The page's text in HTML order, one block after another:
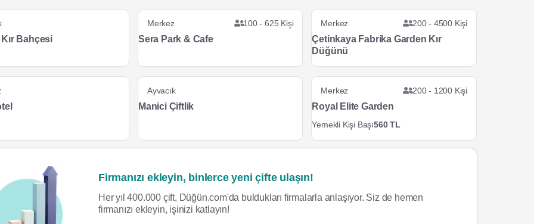
Bahçesi
Merkez 100 - 625 Kişi
Sera Park & Cafe
Merkez 200 - 4500 Kişi
Çetinkaya Fabrika Garden Kır
Düğünü
Ayvacık
Manici Çiftlik
Merkez 200 - 1200 Kişi
Royal Elite Garden
Yemekli Kişi Başı560 TL
Firmanızı ekleyin, binlerce yeni çifte ulaşın!
Her yıl 400.000 çift, Düğün.com'da buldukları firmalarla anlaşıyor. Siz de hemen
firmanızı ekleyin, işinizi katlayın!